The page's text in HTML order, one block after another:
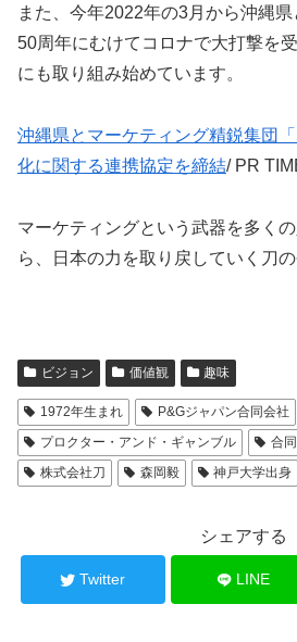
また、今年2022年の3月から沖縄
50周年にむけてコロナで大打撃を
にも取り組み始めています。
沖縄県とマーケティング精鋭集団
化に関する連携協定を締結/ PR
マーケティングという武器を多く
ら、日本の力を取り戻していく刀
ビジョン 価値観 趣味
1972年生まれ P&Gジャパン合同会社
プロクター・アンド・ギャンブル
合
株式会社刀
森岡毅 神戸大学出身
シェアする
Twitter LINE